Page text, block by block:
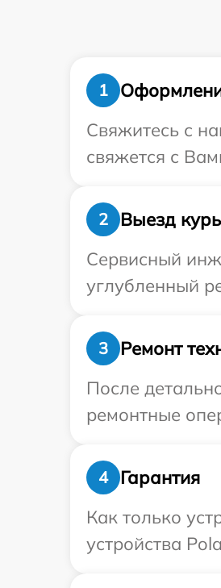
1
Свяжитесь с
свяжется с
2
Выезд
Сервисный
углубленный
3
Ремонт
После
ремонтные
4
Гарантия
Как только
устройства